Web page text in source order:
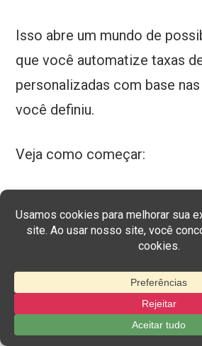
Isso abre um mundo de
que você automatize taxas
personalizadas com base
você definiu.
Veja como começar:
Easy Affiliate > Add-ons.
LocalizarRegras da
clique emInstalar o
um novo item de menu